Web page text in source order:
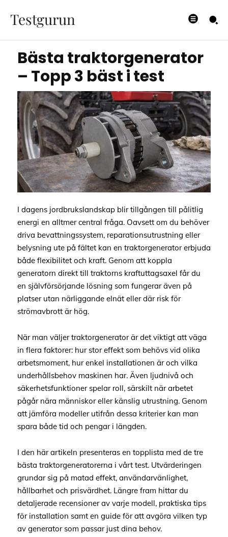
Testgurun
22/03/2026
Bästa traktorgenerator
– Topp 3 bäst i test
I dagens jordbrukslandskap blir tillgången till pålitlig
energi en alltmer central fråga. Oavsett om du behöver
driva bevattningssystem, reparationsutrustning eller
belysning ute på fältet kan en traktorgenerator erbjuda
både flexibilitet och kraft. Genom att koppla
generatorn direkt till traktorns kraftuttagsaxel får du
en självförsörjande lösning som fungerar även på
platser utan närliggande elnät eller där risk för
strömavbrott är hög.
När man väljer traktorgenerator är det viktigt att väga
in flera faktorer: hur stor effekt som behövs vid olika
arbetsmoment, hur enkel installationen är och vilka
underhållsbehov maskinen har. Även ljudnivå och
säkerhetsfunktioner spelar roll, särskilt när arbetet
pågår nära människor eller känslig utrustning. Genom
att jämföra modeller utifrån dessa kriterier kan man
spara både tid och pengar i längden.
I den här artikeln presenteras en topplista med de tre
bästa traktorgeneratorerna i vårt test. Utvärderingen
grundar sig på matad effekt, användarvänlighet,
hållbarhet och prisvärdhet. Längre fram hittar du
detaljerade recensioner av varje modell, praktiska tips
för installation samt en guide för att avgöra vilken typ
av generator som passar just dina behov.